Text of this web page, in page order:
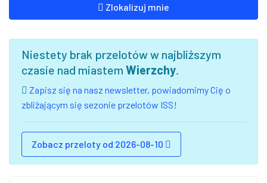
Zlokalizuj mnie
Niestety brak przelotów w najbliższym
czasie nad miastem Wierzchy.
Zapisz się na nasz newsletter, powiadomimy Cię o
zbliżającym się sezonie przelotów ISS!
Zobacz przeloty od 2026-08-10